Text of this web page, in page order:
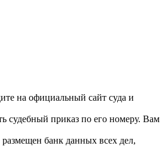
на официальный сайт суда и
судебный приказ по его номеру. Вам
банк данных всех дел,